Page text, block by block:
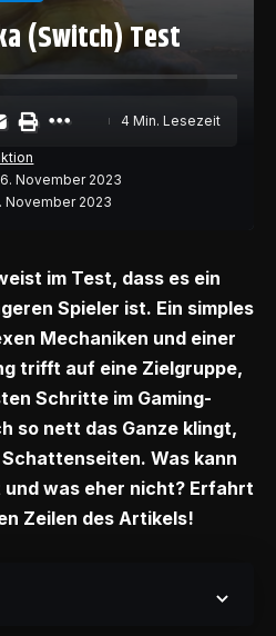
(Switch) Test
November 2023
November 2023
4 Min. Lesezeit
im Test, dass es ein
Spieler ist. Ein simples
Mechaniken und einer
trifft auf eine Zielgruppe,
Schritte im Gaming-
so nett das Ganze klingt,
Was kann
was eher nicht? Erfahrt
Zeilen des Artikels!